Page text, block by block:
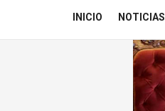
INICIO NOTICIAS